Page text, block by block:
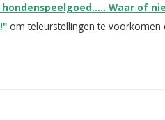
Waar of
om teleurstellingen te